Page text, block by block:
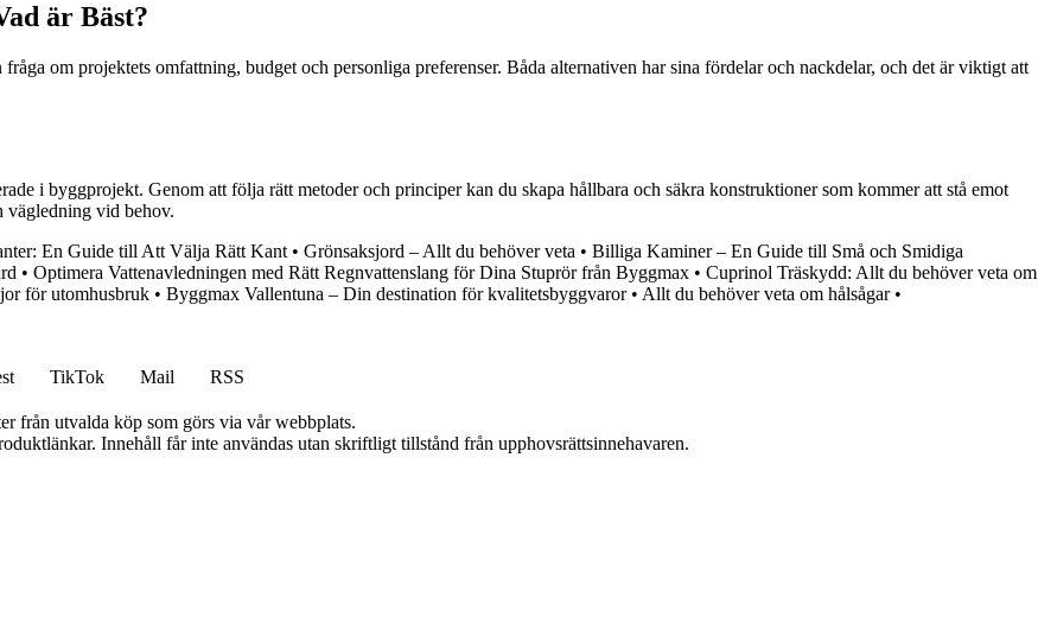
är Bäst?
om projektets omfattning, budget och personliga preferenser. Båda alternativen har sina fördelar och nackdelar, och det är viktigt att
i byggprojekt. Genom att följa rätt metoder och principer kan du skapa hållbara och säkra konstruktioner som kommer att stå emot
vägledning vid behov.
En Guide till Att Välja Rätt Kant • Grönsaksjord – Allt du behöver veta • Billiga Kaminer – En Guide till Små och Smidiga
• Optimera Vattenavledningen med Rätt Regnvattenslang för Dina Stuprör från Byggmax • Cuprinol Träskydd: Allt du behöver veta om
för utomhusbruk • Byggmax Vallentuna – Din destination för kvalitetsbyggvaror• Allt du behöver veta om hålsågar•
TikTok Mail
RSS
från utvalda köp som görs via vår webbplats.
Innehåll får inte användas utan skriftligt tillstånd från upphovsrättsinnehavaren.